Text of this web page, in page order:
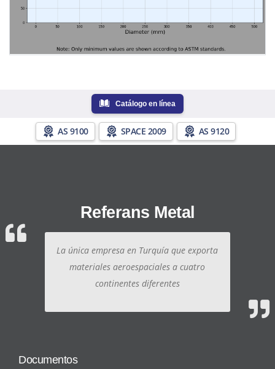
Catálogo en línea
AS 9100 SPACE 2009 AS 9120
Referans Metal
La única empresa en Turquía que exporta
materiales aeroespaciales a cuatro
continentes diferentes
Documentos